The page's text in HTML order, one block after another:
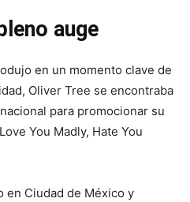
auge
en un momento clave de
Oliver Tree se encontraba
para promocionar su
You Madly, Hate You
en Ciudad de México y